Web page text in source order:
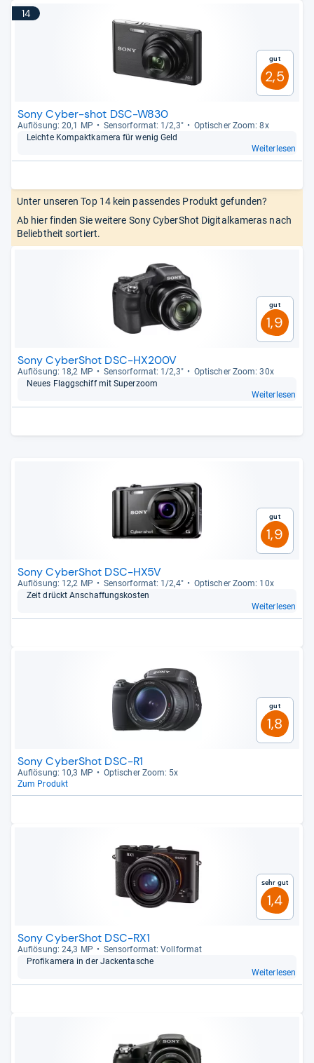
14
Gut
2,5
Sony Cyber-shot DSC-W830
Auf­lö­sung: 20,1 MP Sen­sor­for­mat: 1/2,3"
Opti­scher Zoom: 8x
Leichte Kom­pakt­ka­mera für wenig Geld
Weiterlesen
Unter unseren Top 14 kein passendes Produkt gefunden?
Ab hier finden Sie weitere Sony CyberShot Digitalkameras nach
Beliebtheit sortiert.
Gut
1,9
Sony CyberShot DSC-HX200V
Auf­lö­sung: 18,2 MP Sen­sor­for­mat: 1/2,3"
Opti­scher Zoom: 30x
Neues Flagg­schiff mit Super­zoom
Weiterlesen
Gut
1,9
Sony CyberShot DSC-HX5V
Auf­lö­sung: 12,2 MP Sen­sor­for­mat: 1/2,4"
Opti­scher Zoom: 10x
Zeit drückt Anschaf­fungs­kos­ten
Weiterlesen
Gut
1,8
Sony CyberShot DSC-R1
Auf­lö­sung: 10,3 MP
Opti­scher Zoom: 5x
Zum Produkt
Sehr gut
1,4
Sony CyberShot DSC-RX1
Auf­lö­sung: 24,3 MP
Sen­sor­for­mat: Voll­for­mat
Pro­fi­ka­mera in der Jack­en­ta­sche
Weiterlesen